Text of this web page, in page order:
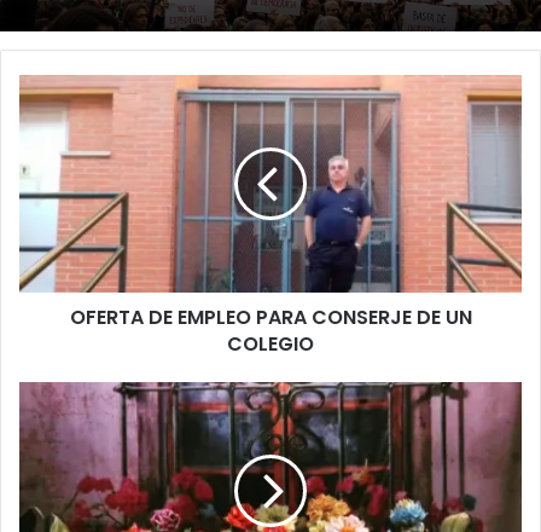
O
F
R
T
E
P
A
OFERTA DE EMPLEO PARA CONSERJE DE UN
COLEGIO
C
S